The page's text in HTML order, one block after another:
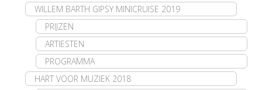
WILLEM BARTH GIPSY MINICRUISE 2019
PRIJZEN
ARTIESTEN
PROGRAMMA
HART VOOR MUZIEK 2018